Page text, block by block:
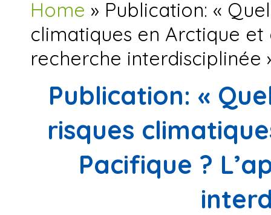
You are here
Home » Publication: «
climatiques en Arctique et
recherche interdisciplinée
Publication: «
risques
Pacifique ?